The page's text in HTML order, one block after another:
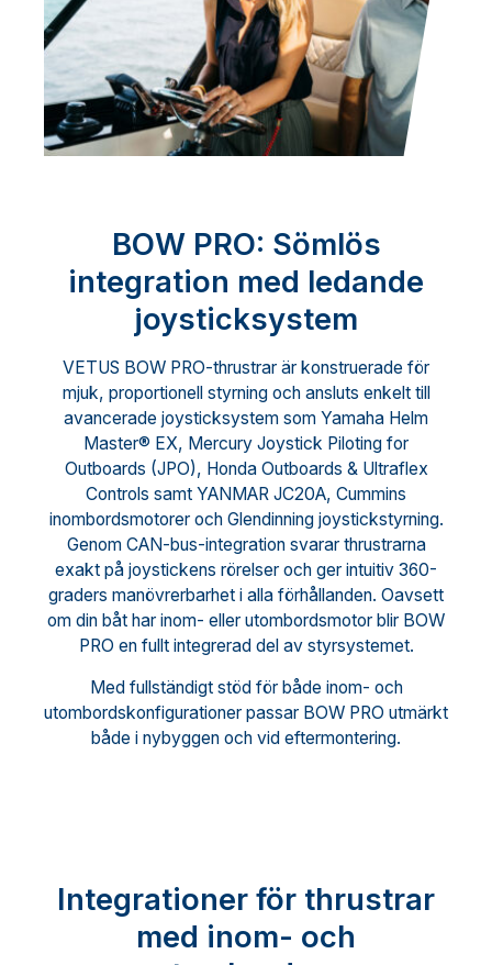
BOW PRO: Sömlös
integration med ledande
joysticksystem
VETUS BOW PRO-thrustrar är konstruerade för
mjuk, proportionell styrning och ansluts enkelt till
avancerade joysticksystem som Yamaha Helm
Master® EX, Mercury Joystick Piloting for
Outboards (JPO), Honda Outboards & Ultraflex
Controls samt YANMAR JC20A, Cummins
inombordsmotorer och Glendinning joystickstyrning.
Genom CAN-bus-integration svarar thrustrarna
exakt på joystickens rörelser och ger intuitiv 360-
graders manövrerbarhet i alla förhållanden. Oavsett
om din båt har inom- eller utombordsmotor blir BOW
PRO en fullt integrerad del av styrsystemet.
Med fullständigt stöd för både inom- och
utombordskonfigurationer passar BOW PRO utmärkt
både i nybyggen och vid eftermontering.
Integrationer för thrustrar
med inom- och